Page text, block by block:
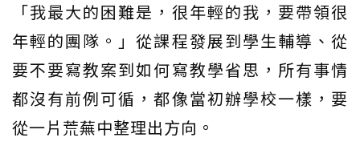
「我最大的困難是，很年輕的我，要帶領很
年輕的團隊。」從課程發展到學生輔導、從
要不要寫教案到如何寫教學省思，所有事情
都沒有前例可循，都像當初辦學校一樣，要
從一片荒蕪中整理出方向。